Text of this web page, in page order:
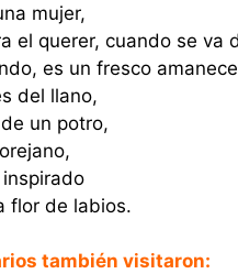
mujer,
el querer, cuando se va
es un fresco
del llano,
un potro,
flor de labios.
también visitaron: